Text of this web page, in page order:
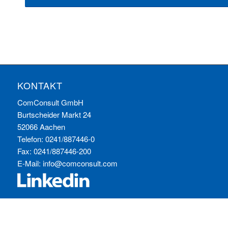
KONTAKT
ComConsult GmbH
Burtscheider Markt 24
52066 Aachen
Telefon: 0241/887446-0
Fax: 0241/887446-200
E-Mail: info@comconsult.com